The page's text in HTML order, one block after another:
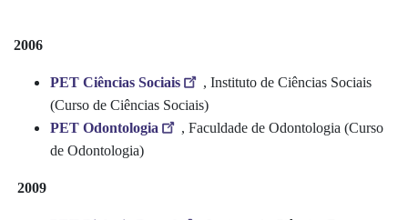
2006
PET Ciências Sociais
, Instituto de Ciências Sociais
(Curso de Ciências Sociais)
PET Odontologia
, Faculdade de Odontologia (Curso
de Odontologia)
2009